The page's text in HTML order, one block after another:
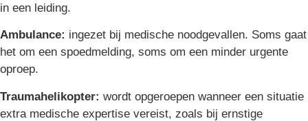
in een leiding.
Ambulance: ingezet bij medische noodgevallen. Soms gaat
het om een spoedmelding, soms om een minder urgente
oproep.
Traumahelikopter: wordt opgeroepen wanneer een situatie
extra medische expertise vereist, zoals bij ernstige